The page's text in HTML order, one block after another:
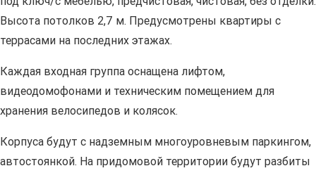
Высота потолков 2,7 м. Предусмотрены квартиры с
террасами на последних этажах.
Каждая входная группа оснащена лифтом,
видеодомофонами и техническим помещением для
хранения велосипедов и колясок.
Корпуса будут с надземным многоуровневым паркингом,
автостоянкой. На придомовой территории будут разбиты